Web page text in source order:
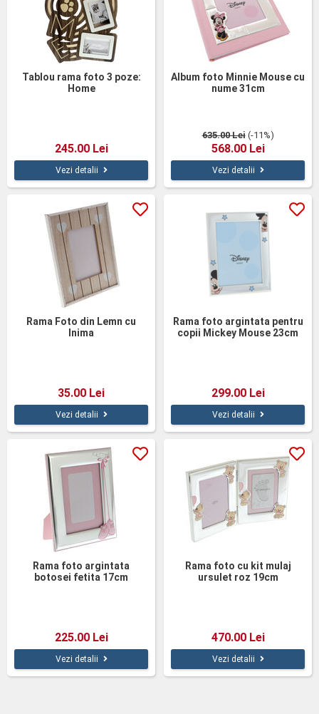
Tablou rama foto 3 poze:
Home
245.00 Lei
Vezi detalii
Album foto Minnie Mouse cu
nume 31cm
635.00 Lei(-11%)
568.00 Lei
Vezi detalii
Rama Foto din Lemn cu
Inima
35.00 Lei
Vezi detalii
Rama foto argintata pentru
copii Mickey Mouse 23cm
299.00 Lei
Vezi detalii
Rama foto argintata
botosei fetita 17cm
225.00 Lei
Vezi detalii
Rama foto cu kit mulaj
ursulet roz 19cm
470.00 Lei
Vezi detalii